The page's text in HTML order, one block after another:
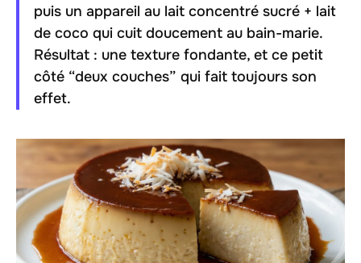
puis un appareil au lait concentré sucré + lait
de coco qui cuit doucement au bain-marie.
Résultat : une texture fondante, et ce petit
côté “deux couches” qui fait toujours son
effet.